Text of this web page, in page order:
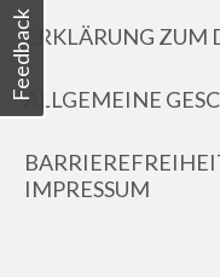
ERKLÄRUNG ZUM
ALLGEMEINE
IMPRESSUM
Feedback